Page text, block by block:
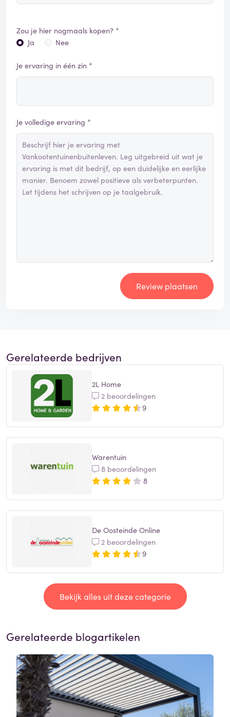
Zou je hier nogmaals kopen? *
Ja
Nee
Je ervaring in één zin *
Je volledige ervaring *
Review plaatsen
Gerelateerde bedrijven
2L Home
2 beoordelingen
9
Warentuin
8 beoordelingen
8
De Oosteinde Online
2 beoordelingen
9
Bekijk alles uit deze categorie
Gerelateerde blogartikelen